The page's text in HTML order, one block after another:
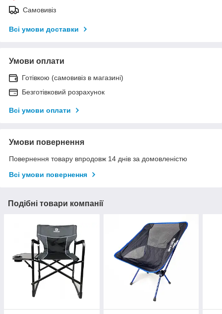
Самовивіз
Всі умови доставки
Умови оплати
Готівкою (самовивіз в магазині)
Безготівковий розрахунок
Всі умови оплати
Умови повернення
Повернення товару впродовж 14 днів за домовленістю
Всі умови повернення
Подібні товари компанії